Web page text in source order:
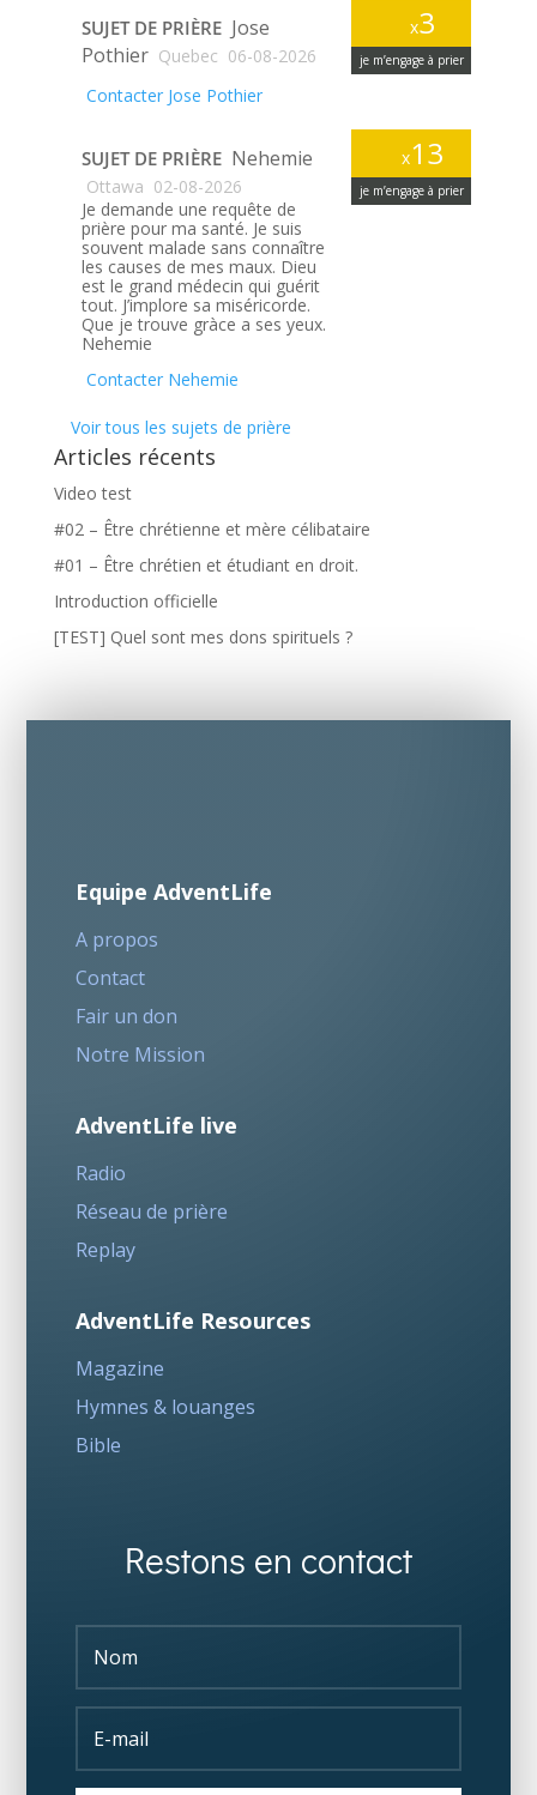
x3
je m’engage à prier
SUJET DE PRIÈRE Jose
Pothier Quebec 06-08-2026
Contacter Jose Pothier
x13
je m’engage à prier
SUJET DE PRIÈRE Nehemie
Ottawa 02-08-2026
Je demande une requête de
prière pour ma santé. Je suis
souvent malade sans connaître
les causes de mes maux. Dieu
est le grand médecin qui guérit
tout. J’implore sa miséricorde.
Que je trouve gràce a ses yeux.
Nehemie
Contacter Nehemie
Voir tous les sujets de prière
Articles récents
Video test
#02 – Être chrétienne et mère célibataire
#01 – Être chrétien et étudiant en droit.
Introduction officielle
[TEST] Quel sont mes dons spirituels ?
Equipe AdventLife
A propos
Contact
Fair un don
Notre Mission
AdventLife live
Radio
Réseau de prière
Replay
AdventLife Resources
Magazine
Hymnes & louanges
Bible
Restons en contact